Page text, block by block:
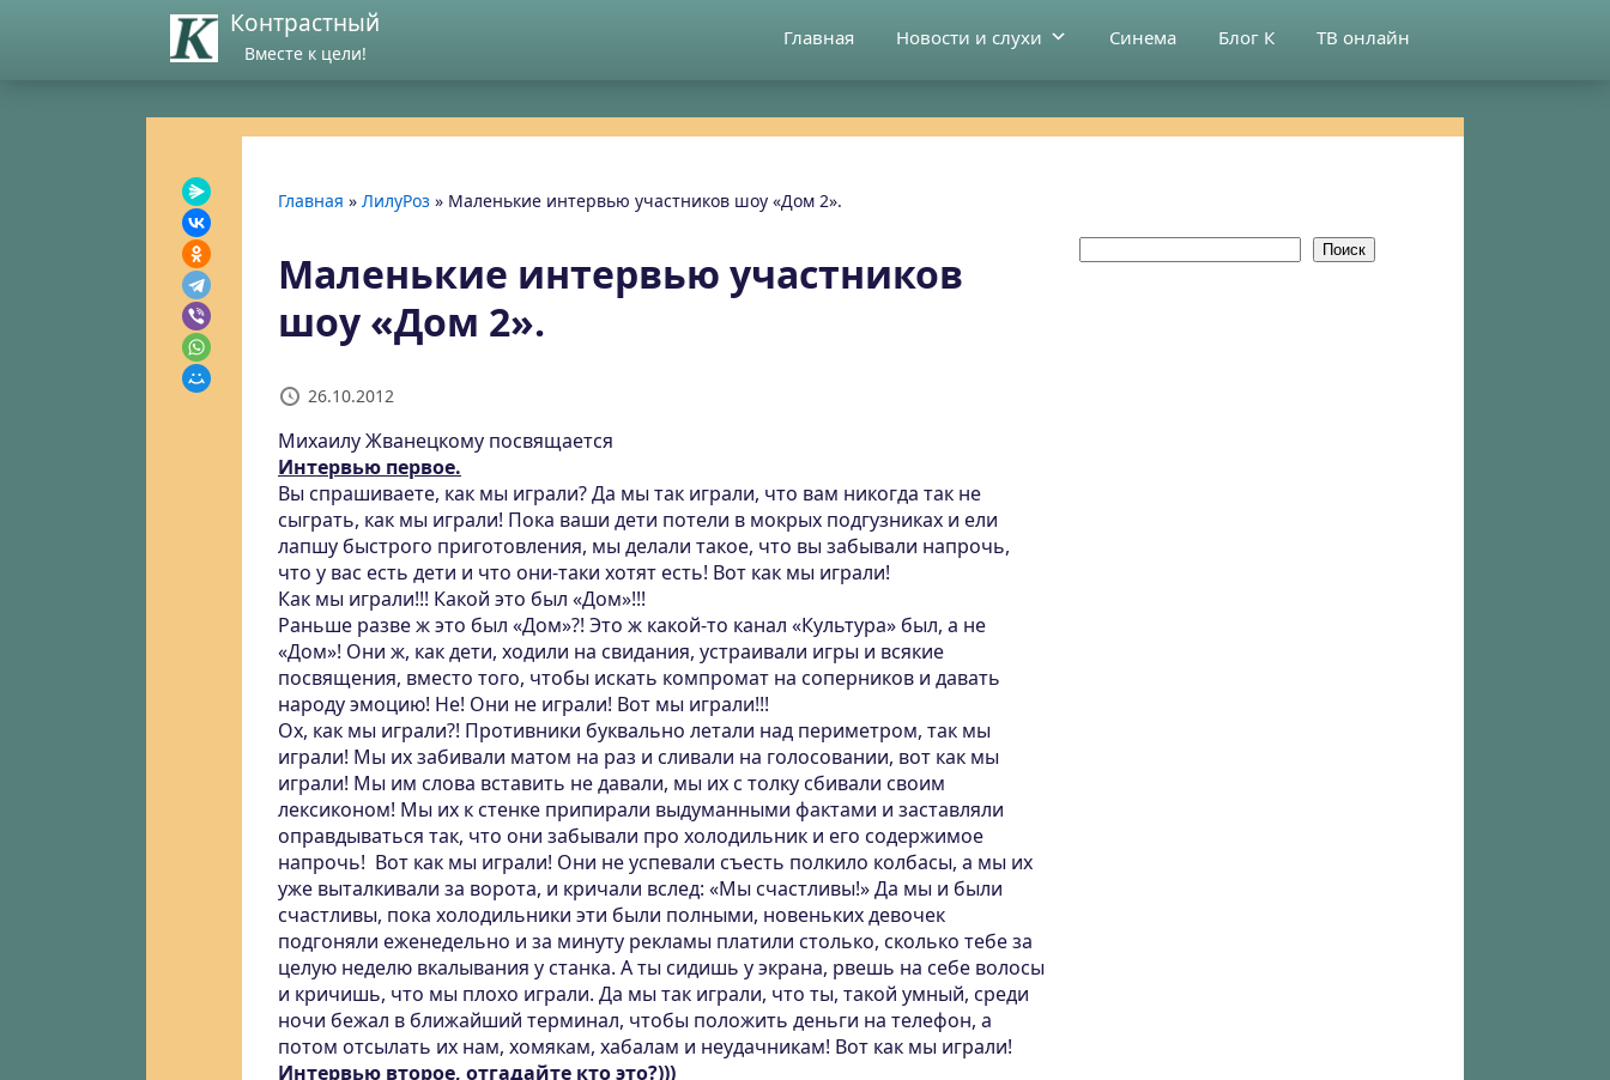
Контрастный
Вместе к цели!
Главная Новости и слухи Синема Блог К ТВ онлайн
Главная » ЛилуРоз » Маленькие интервью участников шоу «Дом 2».
Маленькие интервью участников
шоу «Дом 2».
26.10.2012
Михаилу Жванецкому посвящается
Интервью первое.
Вы спрашиваете, как мы играли? Да мы так играли, что вам никогда так не
сыграть, как мы играли! Пока ваши дети потели в мокрых подгузниках и ели
лапшу быстрого приготовления, мы делали такое, что вы забывали напрочь,
что у вас есть дети и что они-таки хотят есть! Вот как мы играли!
Как мы играли!!! Какой это был «Дом»!!!
Раньше разве ж это был «Дом»?! Это ж какой-то канал «Культура» был, а не
«Дом»! Они ж, как дети, ходили на свидания, устраивали игры и всякие
посвящения, вместо того, чтобы искать компромат на соперников и давать
народу эмоцию! Не! Они не играли! Вот мы играли!!!
Ох, как мы играли?! Противники буквально летали над периметром, так мы
играли! Мы их забивали матом на раз и сливали на голосовании, вот как мы
играли! Мы им слова вставить не давали, мы их с толку сбивали своим
лексиконом! Мы их к стенке припирали выдуманными фактами и заставляли
оправдываться так, что они забывали про холодильник и его содержимое
напрочь! Вот как мы играли! Они не успевали съесть полкило колбасы, а мы их
уже выталкивали за ворота, и кричали вслед: «Мы счастливы!» Да мы и были
счастливы, пока холодильники эти были полными, новеньких девочек
подгоняли еженедельно и за минуту рекламы платили столько, сколько тебе за
целую неделю вкалывания у станка. А ты сидишь у экрана, рвешь на себе волосы
и кричишь, что мы плохо играли. Да мы так играли, что ты, такой умный, среди
ночи бежал в ближайший терминал, чтобы положить деньги на телефон, а
потом отсылать их нам, хомякам, хабалам и неудачникам! Вот как мы играли!
Интервью второе, отгадайте кто это?)))
Поиск